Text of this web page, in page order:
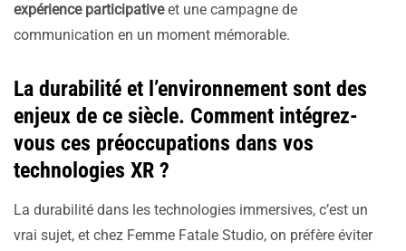
expérience participativeet une campagne de
communication en un moment mémorable.
La durabilité et l’environnement sont des
enjeux de ce siècle. Comment intégrez-
vous ces préoccupations dans vos
technologies XR ?
La durabilité dans les technologies immersives, c’est un
vrai sujet, et chez Femme Fatale Studio, on préfère éviter